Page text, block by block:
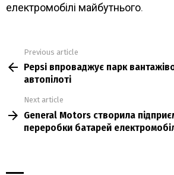
електромобілі майбутнього.
more
Previous article
Pepsi впроваджує парк
автопілоті
Next article
General Motors створила
переробки батарей